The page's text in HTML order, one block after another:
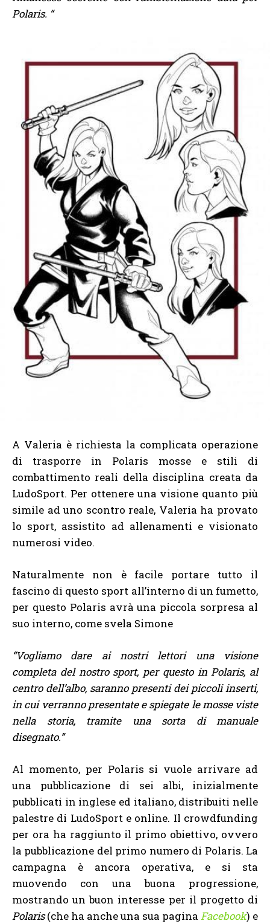
Polaris. “
A Valeria è richiesta la complicata operazione
di trasporre in Polaris mosse e stili di
combattimento reali della disciplina creata da
LudoSport. Per ottenere una visione quanto più
simile ad uno scontro reale, Valeria ha provato
lo sport, assistito ad allenamenti e visionato
numerosi video.
Naturalmente non è facile portare tutto il
fascino di questo sport all’interno di un fumetto,
per questo Polaris avrà una piccola sorpresa al
suo interno, come svela Simone
“Vogliamo dare ai nostri lettori una visione
completa del nostro sport, per questo in Polaris, al
centro dell’albo, saranno presenti dei piccoli inserti,
in cui verranno presentate e spiegate le mosse viste
nella storia, tramite una sorta di manuale
disegnato.”
Al momento, per Polaris si vuole arrivare ad
una pubblicazione di sei albi, inizialmente
pubblicati in inglese ed italiano, distribuiti nelle
palestre di LudoSport e online. Il crowdfunding
per ora ha raggiunto il primo obiettivo, ovvero
la pubblicazione del primo numero di Polaris. La
campagna è ancora operativa, e si sta
muovendo con una buona progressione,
mostrando un buon interesse per il progetto di
Polaris(che ha anche una sua pagina Facebook) e